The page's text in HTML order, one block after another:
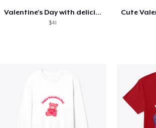
Valentine's Day with delicious food
$41